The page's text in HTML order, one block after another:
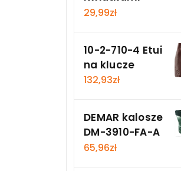
29,99zł
10-2-710-4 Etui
na klucze
132,93zł
DEMAR kalosze
DM-3910-FA-A
65,96zł